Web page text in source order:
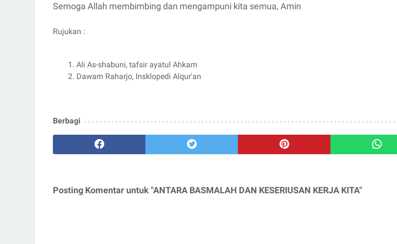
Semoga Allah membimbing dan mengampuni kita semua, Amin
Rujukan :
Ali As-shabuni, tafsir ayatul Ahkam
Dawam Raharjo, Insklopedi Alqur'an
Berbagi
Posting Komentar untuk "ANTARA BASMALAH DAN KESERIUSAN KERJA KITA"